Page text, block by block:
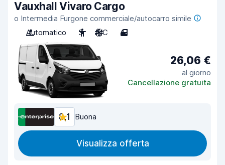
Vauxhall Vivaro Cargo
o Intermedia Furgone commerciale/autocarro simile
Automatico
3 A/C 4
26,06 €
al giorno
Cancellazione gratuita
8,1 Buona
Visualizza offerta